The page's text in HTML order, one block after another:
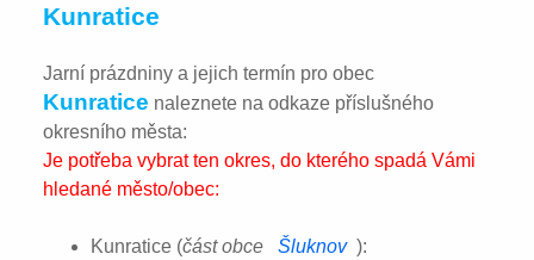
Kunratice
Jarní prázdniny a jejich termín pro obec
Kunratice naleznete na odkaze příslušného
okresního města:
Je potřeba vybrat ten okres, do kterého spadá Vámi
hledané město/obec:
Kunratice (část obce Šluknov ):